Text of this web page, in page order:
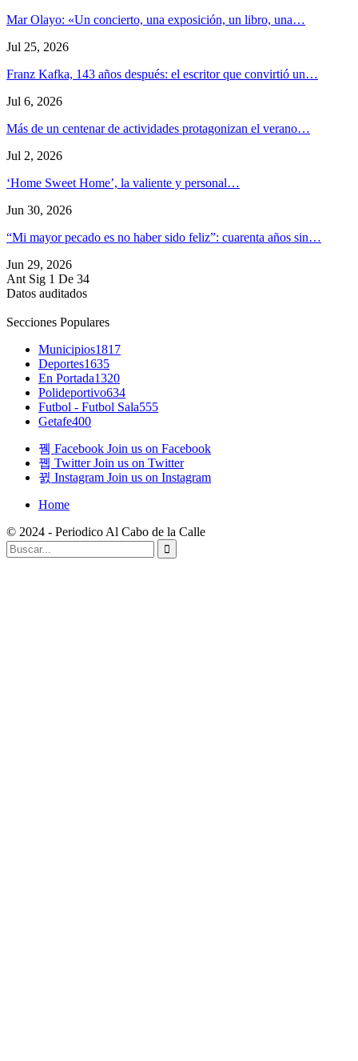
Mar Olayo: «Un concierto, una exposición, un libro, una…
Jul 25, 2026
Franz Kafka, 143 años después: el escritor que convirtió un…
Jul 6, 2026
Más de un centenar de actividades protagonizan el verano…
Jul 2, 2026
‘Home Sweet Home’, la valiente y personal…
Jun 30, 2026
“Mi mayor pecado es no haber sido feliz”: cuarenta años sin…
Jun 29, 2026
Ant Sig 1 De 34
Datos auditados
Secciones Populares
Municipios1817
Deportes1635
En Portada1320
Polideportivo634
Futbol - Futbol Sala555
Getafe400
Facebook Join us on Facebook
Twitter Join us on Twitter
Instagram Join us on Instagram
Home
© 2024 - Periodico Al Cabo de la Calle